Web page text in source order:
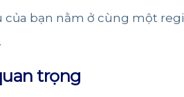
của bạn nằm ở cùng một
trọng